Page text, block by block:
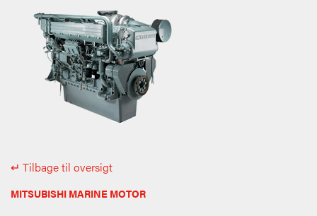
↵ Tilbage til oversigt
MITSUBISHI MARINE MOTOR